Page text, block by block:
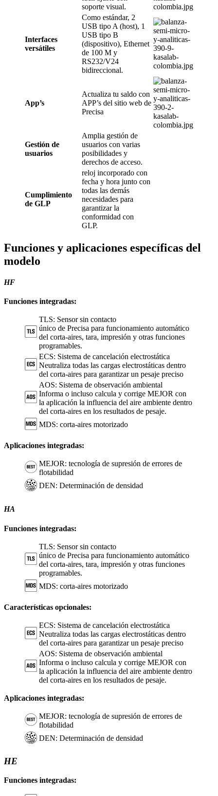
soporte visual.
Interfaces
versátiles
Como estándar, 2
USB tipo A (host), 1
USB tipo B
(dispositivo), Ethernet
de 100 M y
RS232/V24
bidireccional.
App’s
Actualiza tu saldo con
APP’s del sitio web de
Precisa
Gestión de
usuarios
Amplia gestión de
usuarios con varias
posibilidades y
derechos de acceso.
Cumplimiento
de GLP
reloj incorporado con
fecha y hora junto con
todas las demás
necesidades para
garantizar la
conformidad con
GLP.
Funciones y aplicaciones específicas del
modelo
HF
Funciones integradas:
TLS: Sensor sin contacto
único de Precisa para funcionamiento automático
del corta-aires, tara, impresión y otras funciones
programables.
ECS: Sistema de cancelación electrostática
Neutraliza todas las cargas electrostáticas dentro
del corta-aires para garantizar un pesaje preciso
AOS: Sistema de observación ambiental
Informa o incluso calcula y corrige MEJOR con
la aplicación la influencia del aire ambiente dentro
del corta-aires en los resultados de pesaje.
MDS: corta-aires motorizado
Aplicaciones integradas:
MEJOR: tecnología de supresión de errores de
flotabilidad
DEN: Determinación de densidad
HA
Funciones integradas:
TLS: Sensor sin contacto
único de Precisa para funcionamiento automático
del corta-aires, tara, impresión y otras funciones
programables.
MDS: corta-aires motorizado
Características opcionales:
ECS: Sistema de cancelación electrostática
Neutraliza todas las cargas electrostáticas dentro
del corta-aires para garantizar un pesaje preciso
AOS: Sistema de observación ambiental
Informa o incluso calcula y corrige MEJOR con
la aplicación la influencia del aire ambiente dentro
del corta-aires en los resultados de pesaje.
Aplicaciones integradas:
MEJOR: tecnología de supresión de errores de
flotabilidad
DEN: Determinación de densidad
HE
Funciones integradas: